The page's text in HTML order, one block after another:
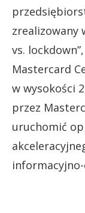
zrealizowany
vs.
Mastercard
w wysokości
przez
uruchomić